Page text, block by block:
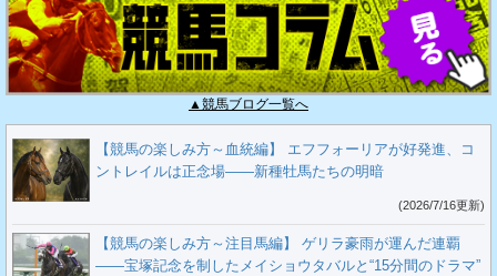
▲競馬ブログ一覧へ
【競馬の楽しみ方～血統編】 エフフォーリアが好発進、コ
ントレイルは正念場――新種牡馬たちの明暗
(2026/7/16更新)
【競馬の楽しみ方～注目馬編】 ゲリラ豪雨が運んだ連覇
――宝塚記念を制したメイショウタバルと“15分間のドラマ”